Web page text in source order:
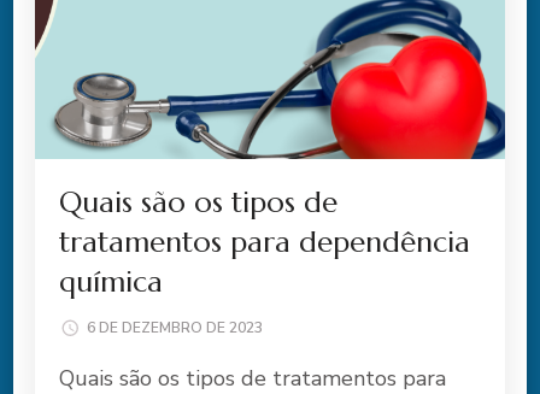
Quais são os tipos de
tratamentos para dependência
química
6 DE DEZEMBRO DE 2023
Quais são os tipos de tratamentos para